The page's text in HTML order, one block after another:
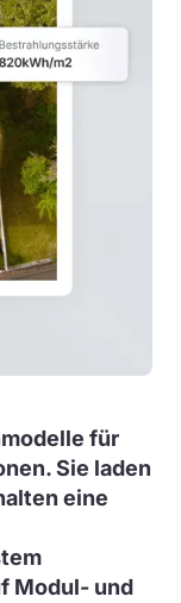
für
Sie laden
eine
Modul- und